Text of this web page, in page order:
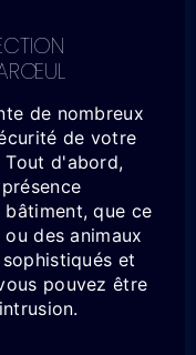
de nombreux
de votre
d'abord,
que ce
des animaux
et
pouvez être